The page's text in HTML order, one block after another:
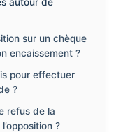
sur un chèque
encaissement ?
pour effectuer
?
refus de la
?